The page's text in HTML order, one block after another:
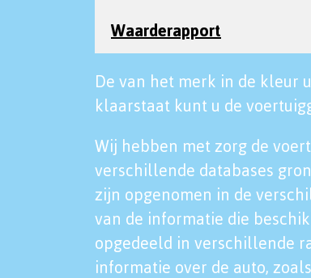
Waarderapport
De van het merk in de kleur
klaarstaat kunt u de
Wij hebben met zorg de
verschillende databases
zijn opgenomen in de
van de informatie die
opgedeeld in verschillende
informatie over de auto,